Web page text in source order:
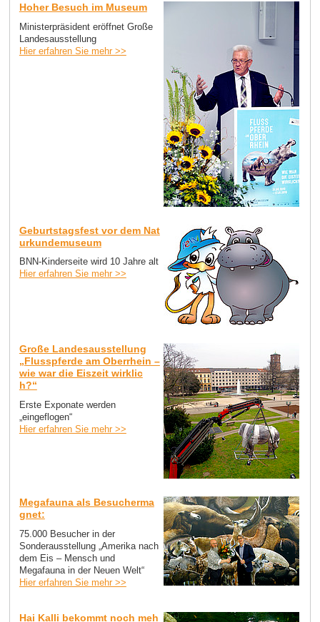
Hoher Besuch im Museum
Ministerpräsident eröffnet Große
Landesausstellung
Hier erfahren Sie mehr >>
Geburtstagsfest vor dem Nat
urkundemuseum
BNN-Kinderseite wird 10 Jahre alt
Hier erfahren Sie mehr >>
Große Landesausstellung
„Flusspferde am Oberrhein –
wie war die Eiszeit wirklic
h?“
Erste Exponate werden
„eingeflogen“
Hier erfahren Sie mehr >>
Megafauna als Besucherma
gnet:
75.000 Besucher in der
Sonderausstellung „Amerika nach
dem Eis – Mensch und
Megafauna in der Neuen Welt“
Hier erfahren Sie mehr >>
Hai Kalli bekommt noch meh